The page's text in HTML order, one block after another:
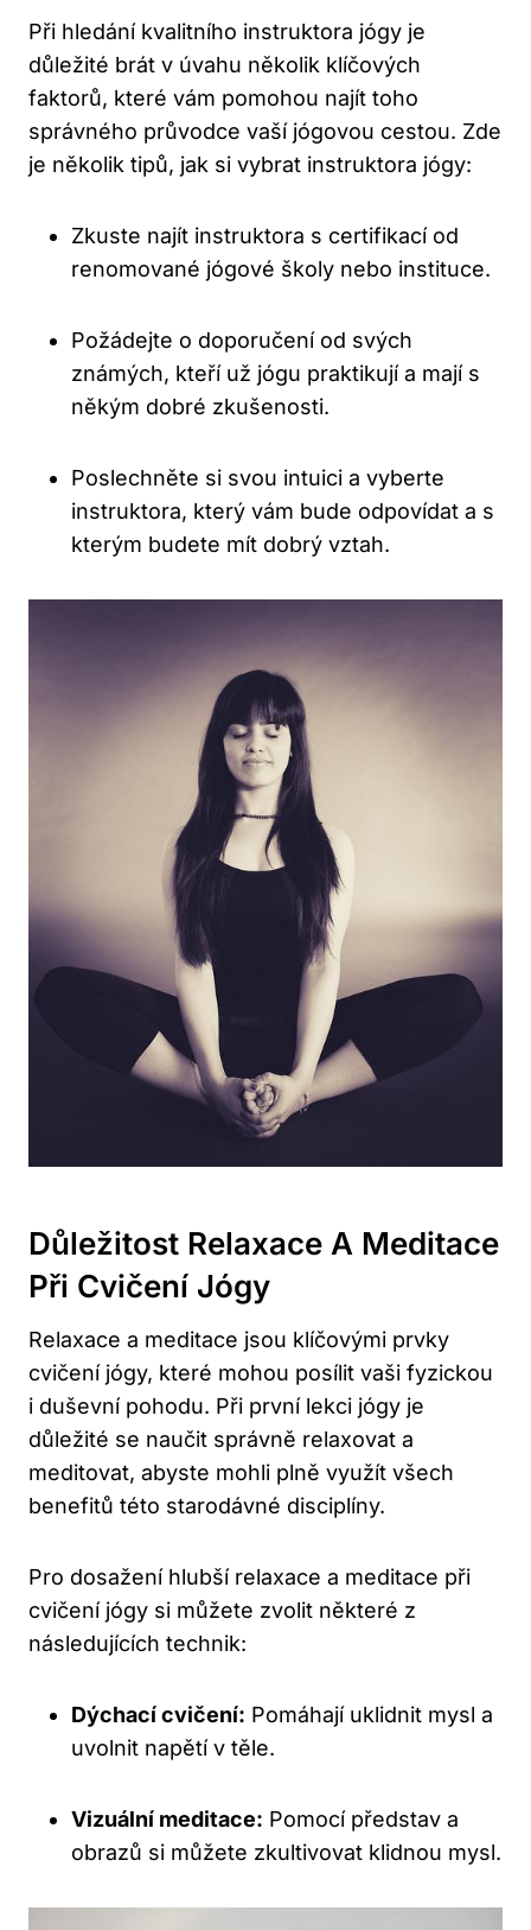
Při hledání kvalitního instruktora jógy je
důležité brát v úvahu několik klíčových
faktorů, které vám pomohou najít toho
správného průvodce vaší jógovou cestou. Zde
je několik tipů, jak si vybrat instruktora jógy:
Zkuste najít instruktora s certifikací od
renomované jógové školy nebo instituce.
Požádejte o doporučení od svých
známých, kteří už jógu praktikují a mají s
někým dobré zkušenosti.
Poslechněte si svou intuici a vyberte
instruktora, který vám bude odpovídat a s
kterým budete mít dobrý vztah.
Důležitost Relaxace A Meditace
Při Cvičení Jógy
Relaxace a meditace jsou klíčovými prvky
cvičení jógy, které mohou posílit vaši fyzickou
i duševní pohodu. Při první lekci jógy je
důležité se naučit správně relaxovat a
meditovat, abyste mohli plně využít všech
benefitů této starodávné disciplíny.
Pro dosažení hlubší relaxace a meditace při
cvičení jógy si můžete zvolit některé z
následujících technik:
Dýchací cvičení: Pomáhají uklidnit mysl a
uvolnit napětí v těle.
Vizuální meditace: Pomocí představ a
obrazů si můžete zkultivovat klidnou mysl.